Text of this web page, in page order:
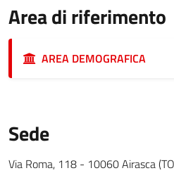
Area di riferimento
AREA DEMOGRAFICA
Sede
Via Roma, 118 - 10060 Airasca